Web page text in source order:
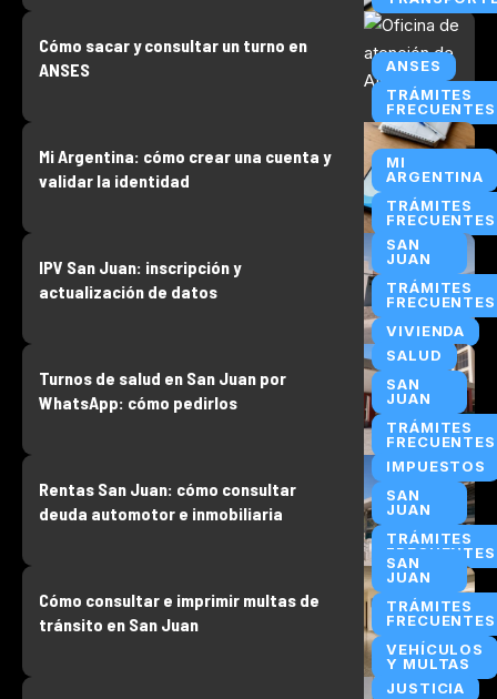
ANSES
TRÁMITES
FRECUENTES
Cómo sacar y consultar un turno en
ANSES
MI
ARGENTINA
TRÁMITES
FRECUENTES
Mi Argentina: cómo crear una cuenta y
validar la identidad
SAN
JUAN
TRÁMITES
FRECUENTES
VIVIENDA
IPV San Juan: inscripción y
actualización de datos
SALUD
SAN
JUAN
TRÁMITES
FRECUENTES
Turnos de salud en San Juan por
WhatsApp: cómo pedirlos
IMPUESTOS
SAN
JUAN
TRÁMITES
FRECUENTES
Rentas San Juan: cómo consultar
deuda automotor e inmobiliaria
SAN
JUAN
TRÁMITES
FRECUENTES
VEHÍCULOS
Y MULTAS
Cómo consultar e imprimir multas de
tránsito en San Juan
JUSTICIA